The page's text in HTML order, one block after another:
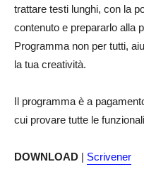
trattare testi lunghi, con la
contenuto e prepararlo alla
Programma non per tutti,
la tua creatività.
Il programma è a
cui provare tutte le
DOWNLOAD | Scrivener